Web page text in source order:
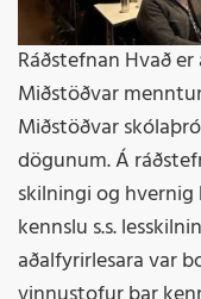
Ráðstefnan Hvað
Miðstöðvar
Miðstöðvar
dögunum. Á
skilningi og
kennslu s.s.
aðalfyrirlesara var